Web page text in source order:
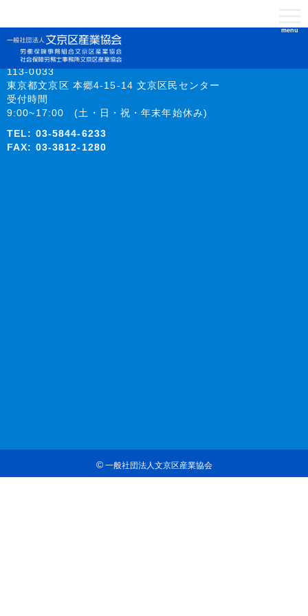
menu
113-0033
東京都文京区 本郷4-15-14 文京区民センター
受付時間
9:00~17:00 (土・日・祝・年末年始休み)
TEL: 03-5844-6233
FAX: 03-3812-1280
©一般社団法人文京区産業協会